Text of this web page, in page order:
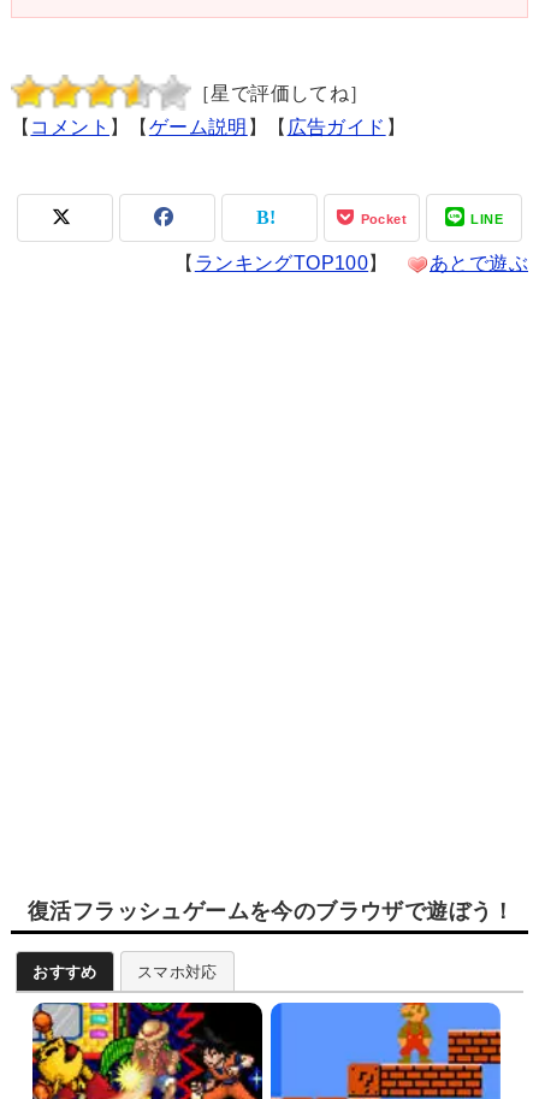
［星で評価してね］
【 コメント 】【 ゲーム説明 】【 広告ガイド 】
Pocket LINE
【 ランキングTOP100】 あとで遊ぶ
復活フラッシュゲームを今のブラウザで遊ぼう！
おすすめ スマホ対応